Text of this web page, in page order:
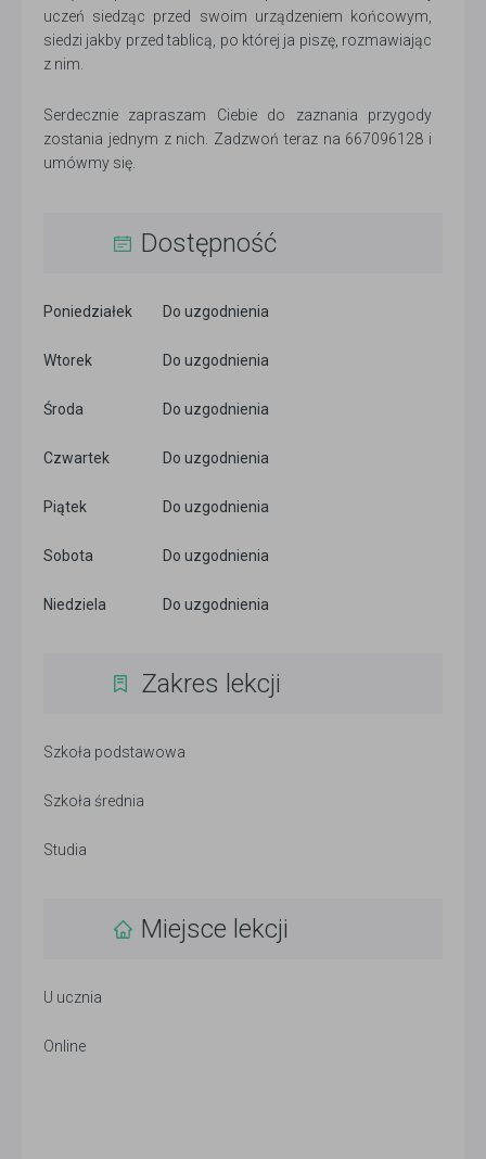
uczeń siedząc przed swoim urządzeniem końcowym,
siedzi jakby przed tablicą, po której ja piszę, rozmawiając
z nim.
Serdecznie zapraszam Ciebie do zaznania przygody
zostania jednym z nich. Zadzwoń teraz na 667096128 i
umówmy się.
Dostępność
Poniedziałek Do uzgodnienia
Wtorek Do uzgodnienia
Środa Do uzgodnienia
Czwartek Do uzgodnienia
Piątek Do uzgodnienia
Sobota Do uzgodnienia
Niedziela Do uzgodnienia
Zakres lekcji
Szkoła podstawowa
Szkoła średnia
Studia
Miejsce lekcji
U ucznia
Online